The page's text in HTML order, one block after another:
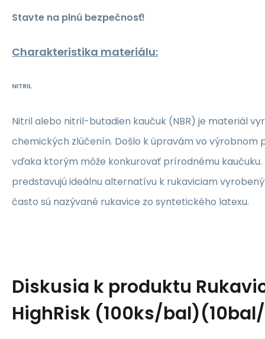
Stavte na plnú bezpečnosť!
Charakteristika materiálu:
NITRIL
Nitril alebo nitril-butadien kaučuk (NBR) je materiál
chemických zlúčenín. Došlo k úpravám vo výrobnom
vďaka ktorým môže konkurovať prírodnému kaučuku.
predstavujú ideálnu alternatívu k rukaviciam
často sú nazývané rukavice zo syntetického latexu.
Diskusia k produktu
HighRisk (100ks/